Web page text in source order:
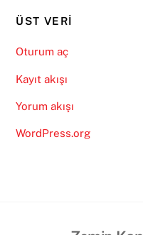
ÜST VERI
Oturum aç
Kayıt akışı
Yorum akışı
WordPress.org